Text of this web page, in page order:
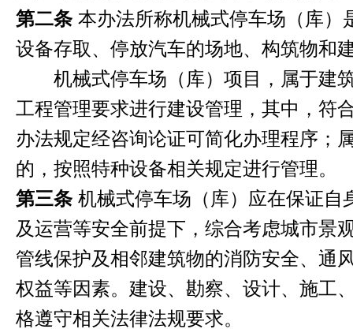
第二条 本办法所称机械式停车场（库）
设备存取、停放汽车的场地、构筑物和
机械式停车场（库）项目，属于建
工程管理要求进行建设管理，其中，符
办法规定经咨询论证可简化办理程序；
的，按照特种设备相关规定进行管理。
第三条 机械式停车场（库）应在保证自
及运营等安全前提下，综合考虑城市景
管线保护及相邻建筑物的消防安全、通
权益等因素。建设、勘察、设计、施工
格遵守相关法律法规要求。